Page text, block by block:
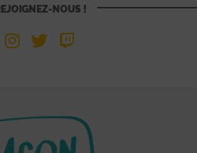
NOUS !